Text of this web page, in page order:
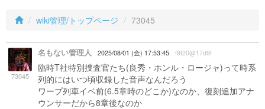
wiki管理/トップページ 73045
73045
名もない管理人 2025/08/01 (金) 17:53:45 f9f20@17d9f
臨時T社特別捜査官たち(良秀・ホンル・ロージャ)って時系
列的にはいつ頃収録した音声なんだろう
ワープ列車イベ前(6.5章時のどこか)なのか、復刻追加アナ
ウンサーだから8章後なのか